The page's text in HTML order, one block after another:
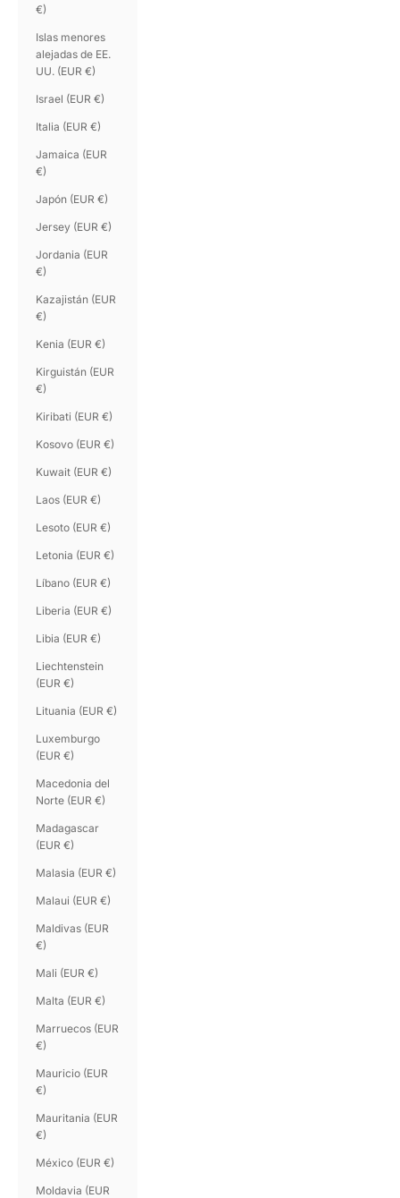
€)
Islas menores
alejadas de EE.
UU. (EUR €)
Israel (EUR €)
Italia (EUR €)
Jamaica (EUR
€)
Japón (EUR €)
Jersey (EUR €)
Jordania (EUR
€)
Kazajistán (EUR
€)
Kenia (EUR €)
Kirguistán (EUR
€)
Kiribati (EUR €)
Kosovo (EUR €)
Kuwait (EUR €)
Laos (EUR €)
Lesoto (EUR €)
Letonia (EUR €)
Líbano (EUR €)
Liberia (EUR €)
Libia (EUR €)
Liechtenstein
(EUR €)
Lituania (EUR €)
Luxemburgo
(EUR €)
Macedonia del
Norte (EUR €)
Madagascar
(EUR €)
Malasia (EUR €)
Malaui (EUR €)
Maldivas (EUR
€)
Mali (EUR €)
Malta (EUR €)
Marruecos (EUR
€)
Mauricio (EUR
€)
Mauritania (EUR
€)
México (EUR €)
Moldavia (EUR